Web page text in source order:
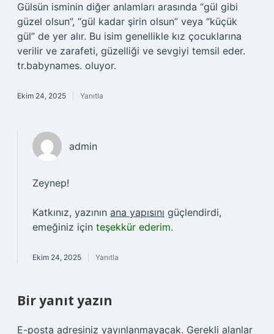
Gülsün isminin diğer anlamları arasında “gül gibi
güzel olsun”, “gül kadar şirin olsun” veya “küçük
gül” de yer alır. Bu isim genellikle kız çocuklarına
verilir ve zarafeti, güzelliği ve sevgiyi temsil eder.
tr.babynames. oluyor.
Ekim 24, 2025 Yanıtla
admin
Zeynep!
Katkınız, yazının ana yapısını güçlendirdi,
emeğiniz için teşekkür ederim.
Ekim 24, 2025 Yanıtla
Bir yanıt yazın
E-posta adresiniz yayınlanmayacak. Gerekli alanlar